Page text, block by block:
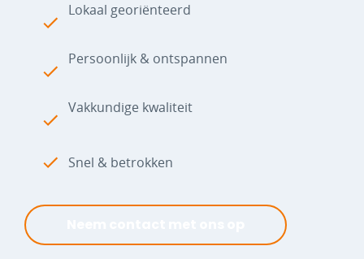
Lokaal georiënteerd
Persoonlijk & ontspannen
Vakkundige kwaliteit
Snel & betrokken